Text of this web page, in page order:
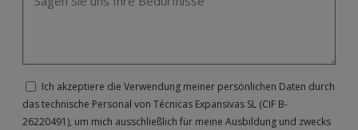
Ich akzeptiere die Verwendung meiner persönlichen Daten durch
das technische Personal von Técnicas Expansivas SL (CIF B-
26220491), um mich ausschließlich für meine Ausbildung und zwecks